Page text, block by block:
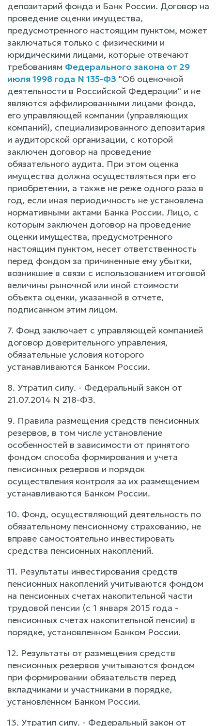
депозитарий фонда и Банк России. Договор на
проведение оценки имущества,
предусмотренного настоящим пунктом, может
заключаться только с физическими и
юридическими лицами, которые отвечают
требованиям Федерального закона от 29
июля 1998 года N 135-ФЗ "Об оценочной
деятельности в Российской Федерации" и не
являются аффилированными лицами фонда,
его управляющей компании (управляющих
компаний), специализированного депозитария
и аудиторской организации, с которой
заключен договор на проведение
обязательного аудита. При этом оценка
имущества должна осуществляться при его
приобретении, а также не реже одного раза в
год, если иная периодичность не установлена
нормативными актами Банка России. Лицо, с
которым заключен договор на проведение
оценки имущества, предусмотренного
настоящим пунктом, несет ответственность
перед фондом за причиненные ему убытки,
возникшие в связи с использованием итоговой
величины рыночной или иной стоимости
объекта оценки, указанной в отчете,
подписанном этим лицом.
7. Фонд заключает с управляющей компанией
договор доверительного управления,
обязательные условия которого
устанавливаются Банком России.
8. Утратил силу. - Федеральный закон от
21.07.2014 N 218-ФЗ.
9. Правила размещения средств пенсионных
резервов, в том числе установление
особенностей в зависимости от принятого
фондом способа формирования и учета
пенсионных резервов и порядок
осуществления контроля за их размещением
устанавливаются Банком России.
10. Фонд, осуществляющий деятельность по
обязательному пенсионному страхованию, не
вправе самостоятельно инвестировать
средства пенсионных накоплений.
11. Результаты инвестирования средств
пенсионных накоплений учитываются фондом
на пенсионных счетах накопительной части
трудовой пенсии (с 1 января 2015 года -
пенсионных счетах накопительной пенсии) в
порядке, установленном Банком России.
12. Результаты от размещения средств
пенсионных резервов учитываются фондом
при формировании обязательств перед
вкладчиками и участниками в порядке,
установленном Банком России.
13. Утратил силу. - Федеральный закон от